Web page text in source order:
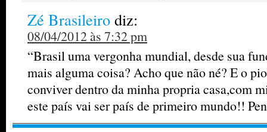
Zé Brasileiro diz:
08/04/2012 às 7:32 pm
“Brasil uma vergonha mundial, desde sua
mais alguma coisa? Acho que não né? E o
conviver dentro da minha propria casa,com
este país vai ser país de primeiro mundo!!